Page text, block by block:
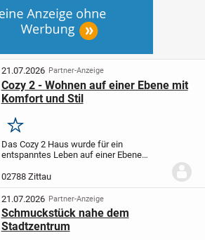
21.07.2026 Partner-Anzeige
Cozy 2 - Wohnen auf einer Ebene mit
Komfort und Stil
Merken
Das Cozy 2 Haus wurde für ein
entspanntes Leben auf einer Ebene
einladendes Wohngefühl. Der offene
Wohn- und Essbereich öffnet sich direkt
zum Garten, so dass Sie die...
02788 Zittau
21.07.2026 Partner-Anzeige
Schmuckstück nahe dem
Stadtzentrum